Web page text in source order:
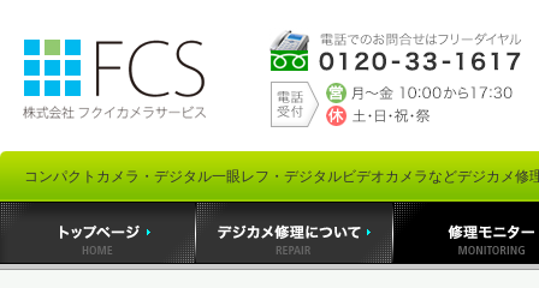
コンパクトカメラ・デジタル一眼レフ・デジタルビデオカメラなどデジカメ修